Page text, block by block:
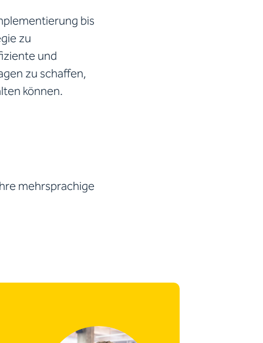
bis
zu
und
zu schaffen,
können.
mehrsprachige